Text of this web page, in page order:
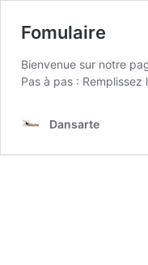
Fomulaire
Bienvenue sur notre
Pas à pas :
Dansarte